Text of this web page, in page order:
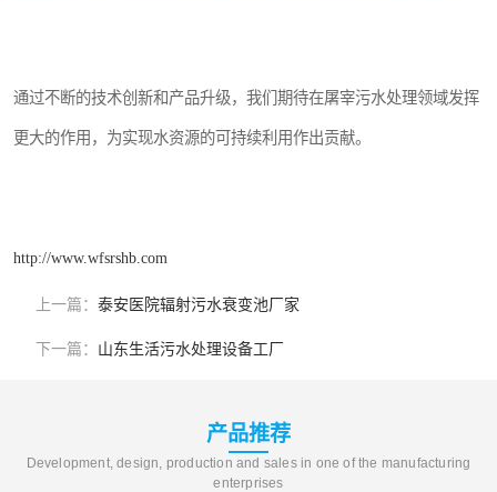
通过不断的技术创新和产品升级，我们期待在屠宰污水处理领域发挥
更大的作用，为实现水资源的可持续利用作出贡献。
http://www.wfsrshb.com
上一篇： 泰安医院辐射污水衰变池厂家
下一篇： 山东生活污水处理设备工厂
产品推荐
Development, design, production and sales in one of the manufacturing
enterprises